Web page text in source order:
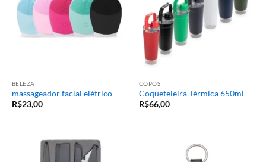
BELEZA
massageador facial elétrico
R$23,00
COPOS
Coqueteleira Térmica 650ml
R$66,00